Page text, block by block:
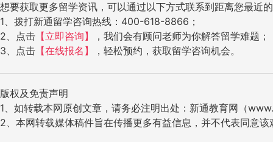
想要获取更多留学资讯，可以通过以下方式联系到距离您最近
1、拨打新通留学咨询热线：400-618-8866；
2、点击 【立即咨询】
，我们会有顾问老师为你解答留学难题；
3、点击 【在线报名】 ，轻松预约，获取留学咨询机会。
版权及免责声明
1、如转载本网原创文章，请务必注明出处：新通教育网（
2、本网转载媒体稿件旨在传播更多有益信息，并不代表同意